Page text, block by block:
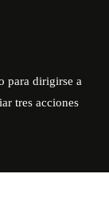
para dirigirse a
tres acciones